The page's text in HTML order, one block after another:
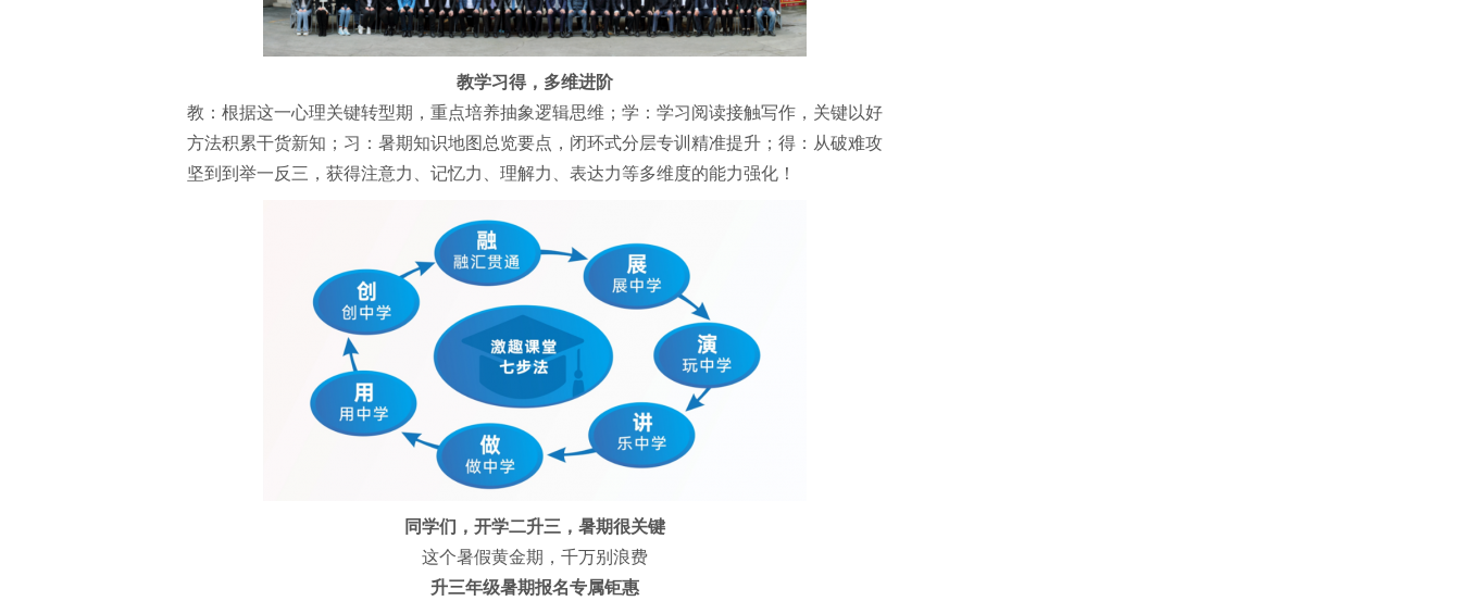
教学习得，多维进阶
教：根据这一心理关键转型期，重点培养抽象逻辑思维；学：学习阅读接触写作，关键以好
方法积累干货新知；习：暑期知识地图总览要点，闭环式分层专训精准提升；得：从破难攻
坚到到举一反三，获得注意力、记忆力、理解力、表达力等多维度的能力强化！
同学们，开学二升三，暑期很关键
这个暑假黄金期，千万别浪费
升三年级暑期报名专属钜惠